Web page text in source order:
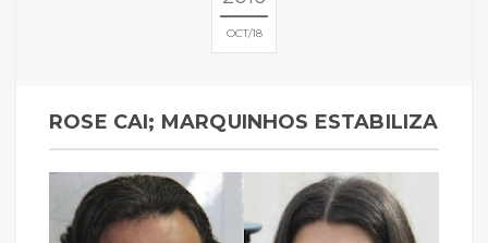
OCT 18
ROSE CAI; MARQUINHOS ESTABILIZA